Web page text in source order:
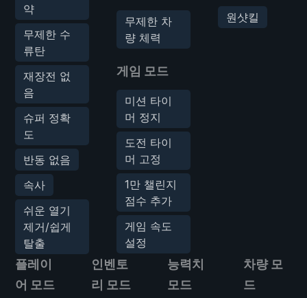
약
무제한 수
류탄
재장전 없
음
슈퍼 정확
도
반동 없음
속사
쉬운 열기
제거/쉽게
탈출
무제한 차
량 체력
게임 모드
미션 타이
머 정지
도전 타이
머 고정
1만 챌린지
점수 추가
게임 속도
설정
원샷킬
플레이
어 모드
인벤토
리 모드
능력치
모드
차량 모
드